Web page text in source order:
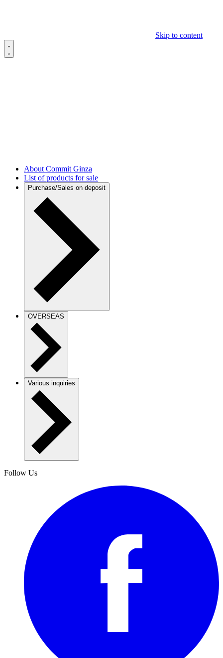
Skip to content
About Commit Ginza
List of products for sale
Purchase/Sales on deposit
OVERSEAS
Various inquiries
Follow Us